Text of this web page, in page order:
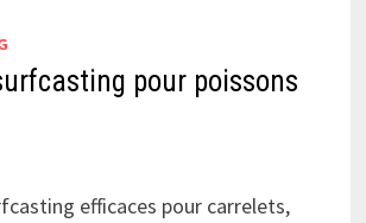
pour poissons
efficaces pour carrelets,